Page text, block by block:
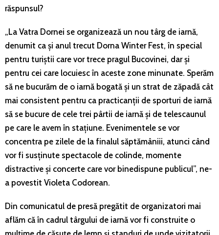
răspunsul?
„La Vatra Dornei se organizează un nou târg de iarnă,
denumit ca și anul trecut Dorna Winter Fest, în special
pentru turiștii care vor trece pragul Bucovinei, dar și
pentru cei care locuiesc în aceste zone minunate. Sperăm
să ne bucurăm de o iarnă bogată și un strat de zăpadă cât
mai consistent pentru ca practicanții de sporturi de iarnă
să se bucure de cele trei pârtii de iarnă și de telescaunul
pe care le avem în stațiune. Evenimentele se vor
concentra pe zilele de la finalul săptămâniii, atunci când
vor fi susținute spectacole de colinde, momente
distractive și concerte care vor binedispune publicul”, ne-
a povestit Violeta Codorean.
Din comunicatul de presă pregătit de organizatori mai
aflăm că în cadrul târgului de iarnă vor fi construite o